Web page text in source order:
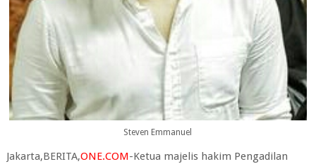
Steven Emmanuel
Jakarta,BERITA,ONE.COM-Ketua majelis hakim Pengadilan